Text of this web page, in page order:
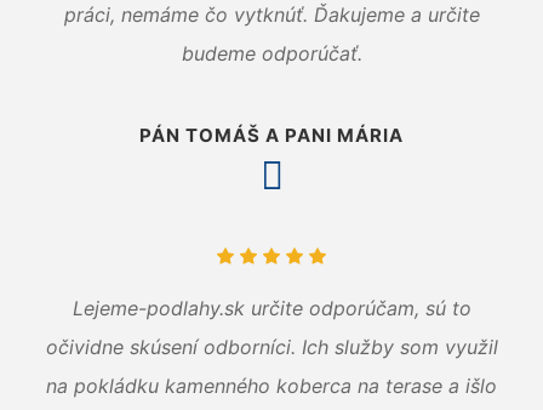
práci, nemáme čo vytknúť. Ďakujeme a určite
budeme odporúčať.
PÁN TOMÁŠ A PANI MÁRIA
Lejeme-podlahy.sk určite odporúčam, sú to
očividne skúsení odborníci. Ich služby som využil
na pokládku kamenného koberca na terase a išlo